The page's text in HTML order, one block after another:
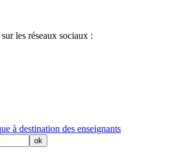
les réseaux sociaux :
à destination des enseignants